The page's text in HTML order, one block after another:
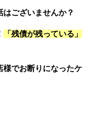
ございませんか？
「残債が残っている」
様でお断りになったケ